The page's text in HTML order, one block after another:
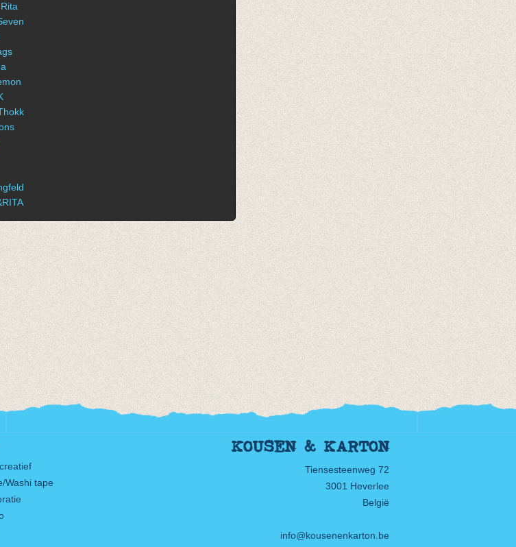
Washi tape
KOUSEN & KARTON
Tiensesteenweg 72
3001 Heverlee
België
info@kousenenkarton.be